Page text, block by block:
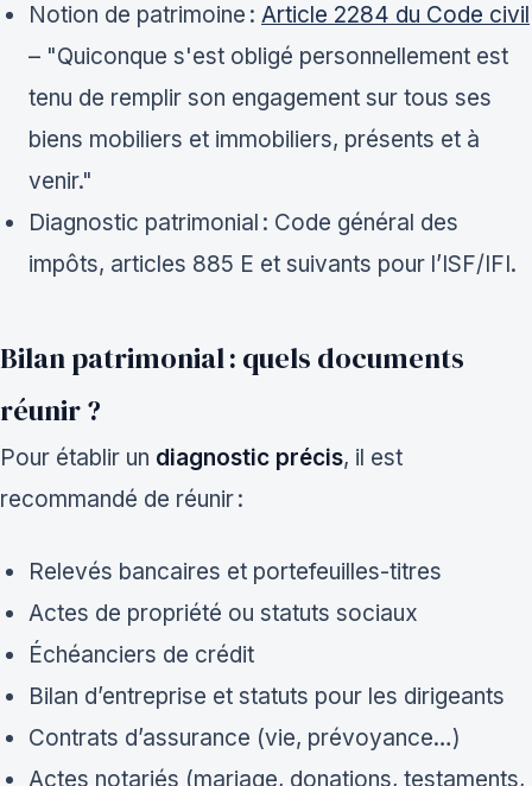
Notion de patrimoine : Article 2284 du Code civil
– "Quiconque s'est obligé personnellement est
tenu de remplir son engagement sur tous ses
biens mobiliers et immobiliers, présents et à
venir."
Diagnostic patrimonial : Code général des
impôts, articles 885 E et suivants pour l’ISF/IFI.
Bilan patrimonial : quels documents
réunir ?
Pour établir un diagnostic précis, il est
recommandé de réunir :
Relevés bancaires et portefeuilles-titres
Actes de propriété ou statuts sociaux
Échéanciers de crédit
Bilan d’entreprise et statuts pour les dirigeants
Contrats d’assurance (vie, prévoyance…)
Actes notariés (mariage, donations, testaments,